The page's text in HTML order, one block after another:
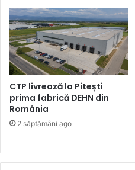
CTP livrează la Pitești
prima fabrică DEHN din
România
2 săptămâni ago